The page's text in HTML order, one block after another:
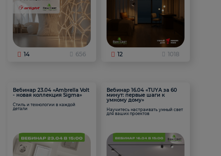
14 656 12 1018
Вебинар 23.04 «Ambrella Volt
- новая коллекция Sigma»
Стиль и технологии в каждой
детали
Вебинар 16.04 «TUYA за 60
минут: первые шаги к
умному дому»
Научитесь настраивать умный свет
для ваших проектов